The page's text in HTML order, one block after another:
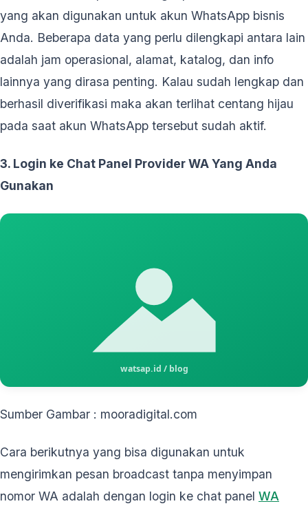
yang akan digunakan untuk akun WhatsApp bisnis
Anda. Beberapa data yang perlu dilengkapi antara lain
adalah jam operasional, alamat, katalog, dan info
lainnya yang dirasa penting. Kalau sudah lengkap dan
berhasil diverifikasi maka akan terlihat centang hijau
pada saat akun WhatsApp tersebut sudah aktif.
3. Login ke Chat Panel Provider WA Yang Anda
Gunakan
Sumber Gambar : mooradigital.com
Cara berikutnya yang bisa digunakan untuk
mengirimkan pesan broadcast tanpa menyimpan
nomor WA adalah dengan login ke chat panel WA